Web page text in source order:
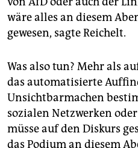
wäre alles an diesem
gewesen, sagte Reichelt.
Was also tun? Mehr als
das automatisierte
Unsichtbarmachen
sozialen Netzwerken
müsse auf den Diskurs
das Podium an diesem